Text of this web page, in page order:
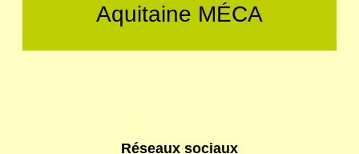
Aquitaine MÉCA
Réseaux sociaux